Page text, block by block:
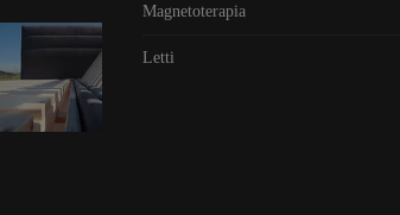
Magnetoterapia
Letti